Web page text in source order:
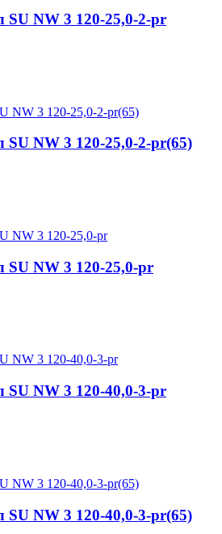
SU NW 3 120-25,0-2-pr
SU NW 3 120-25,0-2-pr(65)
SU NW 3 120-25,0-pr
SU NW 3 120-40,0-3-pr
SU NW 3 120-40,0-3-pr(65)